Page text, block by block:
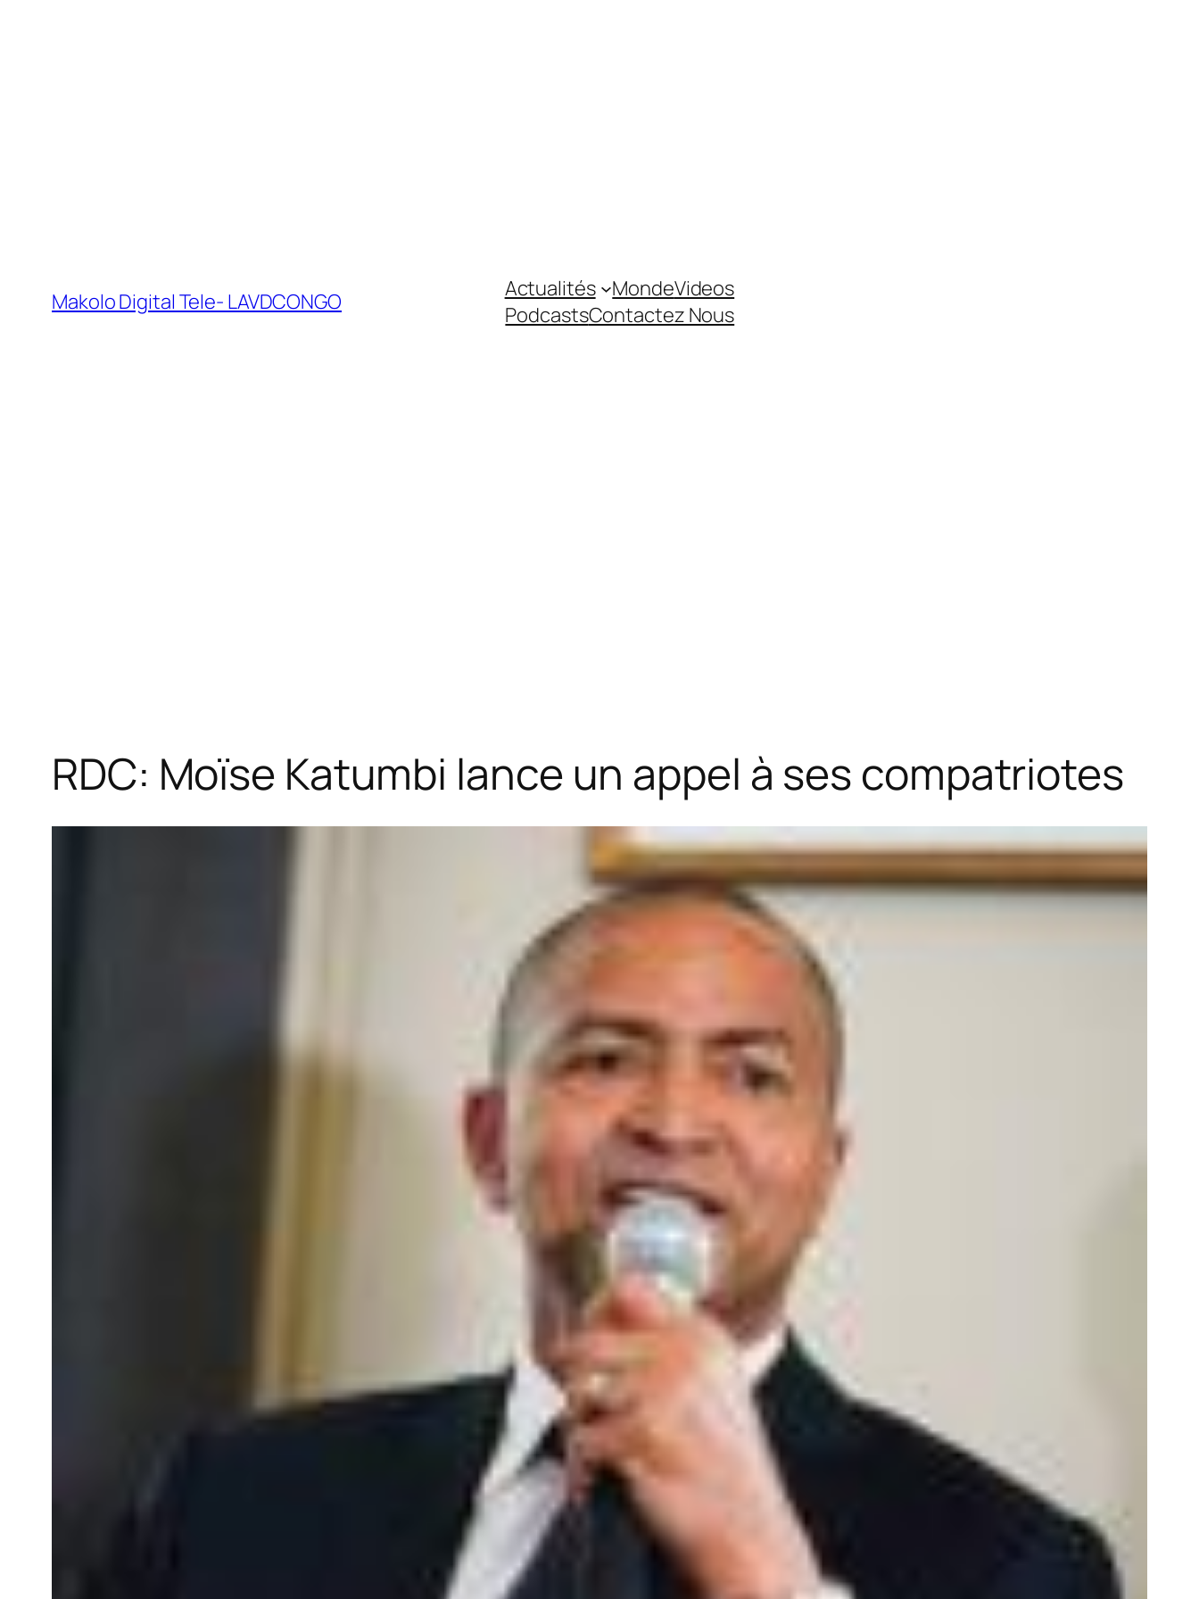
Makolo Digital Tele- LAVDCONGO Actualités MondeVideos
PodcastsContactez Nous
RDC: Moïse Katumbi lance un appel à ses compatriotes